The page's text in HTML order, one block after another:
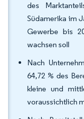
des
Südamerika im
Gewerbe bis
wachsen soll
Nach
64,72 % des
kleine und
voraussichtlich